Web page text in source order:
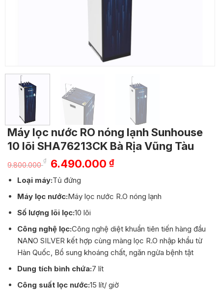
Máy lọc nước RO nóng lạnh Sunhouse
10 lõi SHA76213CK Bà Rịa Vũng Tàu
9.800.000
₫
Giá
gốc
là:
9.800.000 ₫.
6.490.000₫Giá
là:
Loại máy:Tủ đứng
Máy lọc nước:Máy lọc nước R.O nóng lạnh
Số lượng lõi lọc:10 lõi
Công nghệ lọc:Công nghệ diệt khuẩn tiên tiến hàng đầu
NANO SILVER kết hợp cùng màng lọc R.O nhập khẩu từ
Hàn Quốc, Bổ sung khoáng chất, ngăn ngừa bệnh tật
Dung tích bình chứa:7 lít
Công suất lọc nước:15 lít/ giờ